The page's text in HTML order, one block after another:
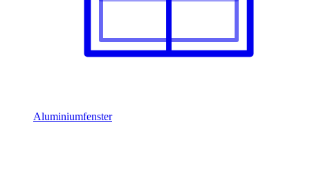
Aluminiumfenster